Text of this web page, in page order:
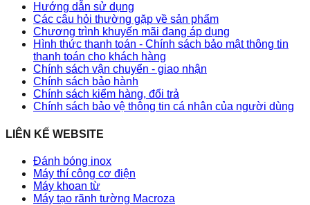
Hướng dẫn sử dụng
Các câu hỏi thường gặp về sản phẩm
Chương trình khuyến mãi đang áp dụng
Hình thức thanh toán - Chính sách bảo mật thông tin
thanh toán cho khách hàng
Chính sách vận chuyển - giao nhận
Chính sách bảo hành
Chính sách kiểm hàng, đổi trả
Chính sách bảo vệ thông tin cá nhân của người dùng
LIÊN KẾ WEBSITE
Đánh bóng inox
Máy thí công cơ điện
Máy khoan từ
Máy tạo rãnh tường Macroza